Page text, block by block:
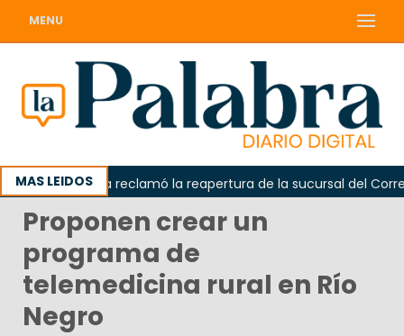
MENU
MAS LEIDOS
Odarda reclamó la reapertura de la sucursal del Correo
Proponen crear un
programa de
telemedicina rural en Río
Negro